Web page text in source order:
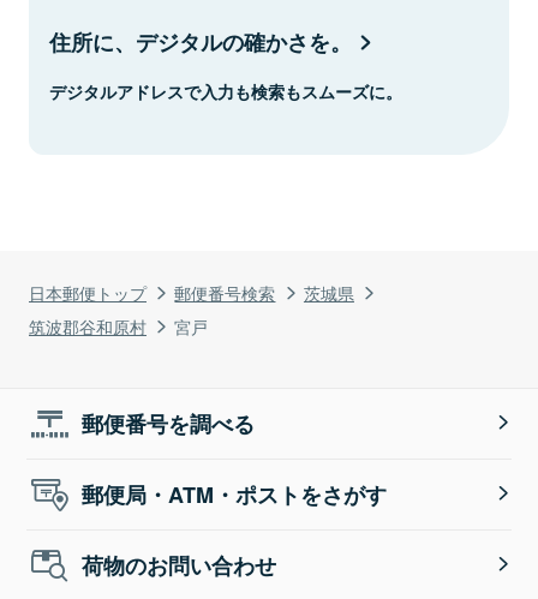
日本郵便トップ 郵便番号検索
茨城県
筑波郡谷和原村
宮戸
住所に、デジタルの確かさを。
デジタルアドレスで入力も検索もスムーズに。
郵便番号を調べる
郵便局・ATM・ポストをさがす
荷物のお問い合わせ